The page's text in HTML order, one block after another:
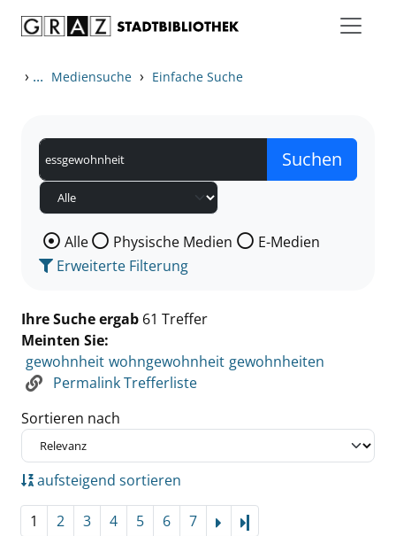
› ... Mediensuche › Einfache Suche
Wählen Sie die Medienart nach der Sie suchen wollen.
Alle Physische Medien
E-Medien
Erweiterte Filterung
Ihre Suche ergab 61 Treffer
Meinten Sie:
gewohnheit wohngewohnheit gewohnheiten
Permalink Trefferliste
Sortieren nach
aufsteigend sortieren
1 2 3 4 5 6 7